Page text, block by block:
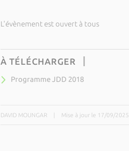
L'évènement est ouvert à tous
À TÉLÉCHARGER
Programme JDD 2018
DAVID MOUNGAR Mise à jour le 17/09/2025